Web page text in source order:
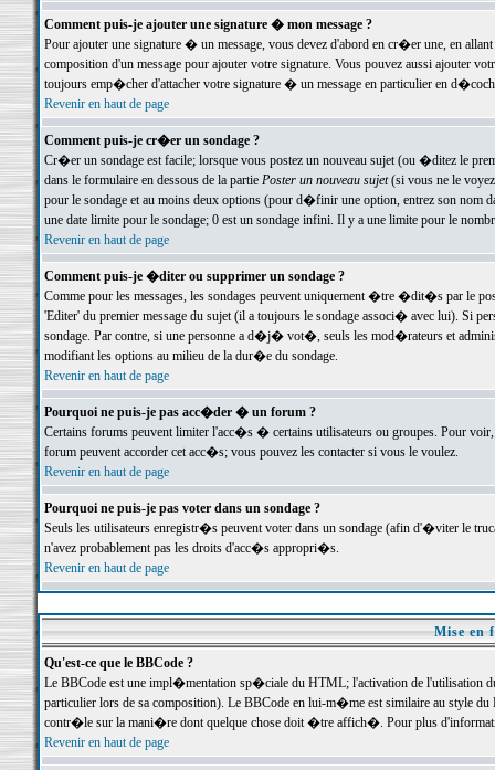
Comment puis-je ajouter une signature � mon message ?
Pour ajouter une signature � un message, vous devez d'abord en cr�er une, en
composition d'un message pour ajouter votre signature. Vous pouvez aussi ajouter
toujours emp�cher d'attacher votre signature � un message en particulier en
Revenir en haut de page
Comment puis-je cr�er un sondage ?
Cr�er un sondage est facile; lorsque vous postez un nouveau sujet (ou �ditez le
dans le formulaire en dessous de la partie Poster un nouveau sujet(si vous ne le voyez
pour le sondage et au moins deux options (pour d�finir une option, entrez son nom
une date limite pour le sondage; 0 est un sondage infini. Il y a une limite pour le
Revenir en haut de page
Comment puis-je �diter ou supprimer un sondage ?
Comme pour les messages, les sondages peuvent uniquement �tre �dit�s par le
'Editer' du premier message du sujet (il a toujours le sondage associ� avec lui). Si
sondage. Par contre, si une personne a d�j� vot�, seuls les mod�rateurs et
modifiant les options au milieu de la dur�e du sondage.
Revenir en haut de page
Pourquoi ne puis-je pas acc�der � un forum ?
Certains forums peuvent limiter l'acc�s � certains utilisateurs ou groupes. Pour
forum peuvent accorder cet acc�s; vous pouvez les contacter si vous le voulez.
Revenir en haut de page
Pourquoi ne puis-je pas voter dans un sondage ?
Seuls les utilisateurs enregistr�s peuvent voter dans un sondage (afin d'�viter le
n'avez probablement pas les droits d'acc�s appropri�s.
Revenir en haut de page
Mise en
Qu'est-ce que le BBCode ?
Le BBCode est une impl�mentation sp�ciale du HTML; l'activation de l'utilisation
particulier lors de sa composition). Le BBCode en lui-m�me est similaire au style
contr�le sur la mani�re dont quelque chose doit �tre affich�. Pour plus
Revenir en haut de page